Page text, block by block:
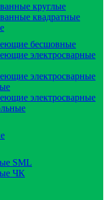
круглые
квадратные
бесшовные
электросварные
электросварные
электросварные
SML
ЧК